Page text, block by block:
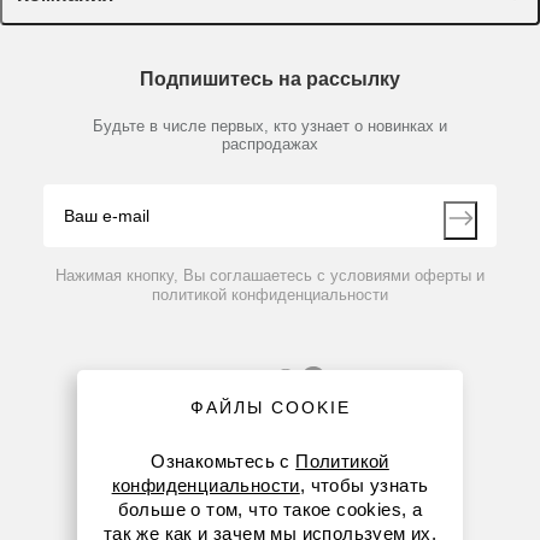
Химические реактивы, препараты, наборы
Производители
Доставка и оплата
Мобильное приложение
Партнеры
Контакты
Подпишитесь на рассылку
Будьте в числе первых, кто узнает о новинках и
распродажах
Нажимая кнопку, Вы соглашаетесь с условиями оферты и
политикой конфиденциальности
8 (800) 234-05-08
ФАЙЛЫ COOKIE
Ознакомьтесь с Политикой
конфиденциальности, чтобы узнать
больше о том, что такое cookies, а
так же как и зачем мы используем их.